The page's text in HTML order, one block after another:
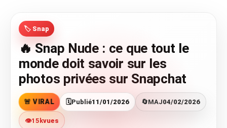
🔥 VOIR LE BUZZ
🏷️ Snap
🔥 Snap Nude : ce que tout le
monde doit savoir sur les
photos privées sur Snapchat
🚨 VIRAL 🗓️Publié11/01/2026 🔄MAJ04/02/2026
👁️15kvues